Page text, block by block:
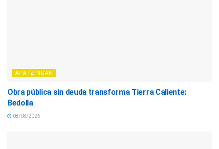
APATZINGÁN
Obra pública sin deuda transforma Tierra Caliente:
Bedolla
08/08/2026